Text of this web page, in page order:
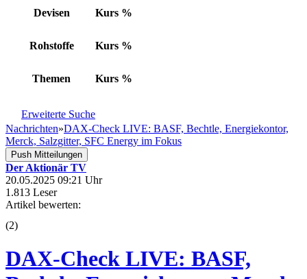
Devisen Kurs %
Rohstoffe Kurs %
Themen Kurs %
Erweiterte Suche
Nachrichten»DAX-Check LIVE: BASF, Bechtle, Energiekontor,
Merck, Salzgitter, SFC Energy im Fokus
Push Mitteilungen
Der Aktionär TV
20.05.2025 09:21 Uhr
1.813 Leser
Artikel bewerten:
(2)
DAX-Check LIVE: BASF,